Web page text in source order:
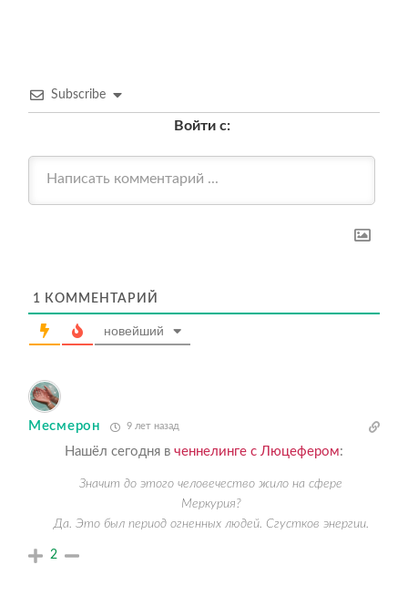
Subscribe
Войти с:
1 КОММЕНТАРИЙ
новейший
Месмерон 9 лет назад
Нашёл сегодня в ченнелинге с Люцефером:
Значит до этого человечество жило на сфере
Меркурия?
Да. Это был период огненных людей. Сгустков энергии.
2